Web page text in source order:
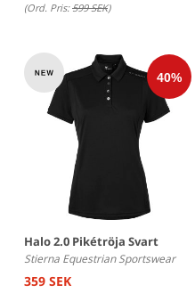
(Ord. Pris:599 SEK)
Halo 2.0 Pikétröja Svart
Stierna Equestrian Sportswear
359 SEK